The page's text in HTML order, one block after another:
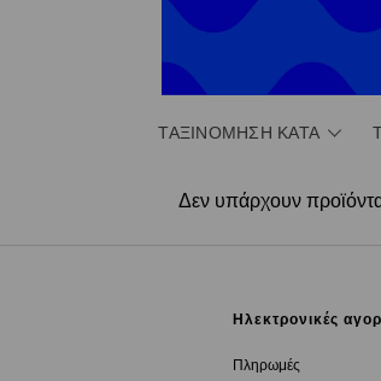
ΤΑΞΙΝΌΜΗΣΗ ΚΑΤΆ
Δεν υπάρχουν
Ηλεκτρονικές
Πληρωμές